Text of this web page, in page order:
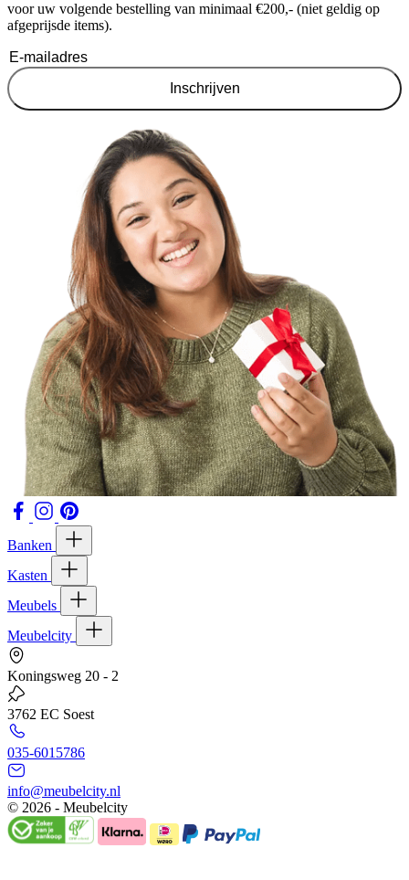
voor uw volgende bestelling van minimaal €200,- (niet geldig op
afgeprijsde items).
Inschrijven
Banken
Kasten
Meubels
Meubelcity
Koningsweg 20 - 2
3762 EC Soest
035-6015786
info@meubelcity.nl
© 2026 - Meubelcity